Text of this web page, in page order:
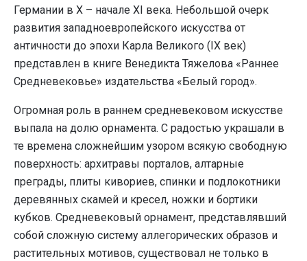
Германии в X – начале XI века. Небольшой очерк
развития западноевропейского искусства от
античности до эпохи Карла Великого (IX век)
представлен в книге Венедикта Тяжелова «Раннее
Средневековье» издательства «Белый город».
Огромная роль в раннем средневековом искусстве
выпала на долю орнамента. С радостью украшали в
те времена сложнейшим узором всякую свободную
поверхность: архитравы порталов, алтарные
преграды, плиты кивориев, спинки и подлокотники
деревянных скамей и кресел, ножки и бортики
кубков. Средневековый орнамент, представлявший
собой сложную систему аллегорических образов и
растительных мотивов, существовал не только в